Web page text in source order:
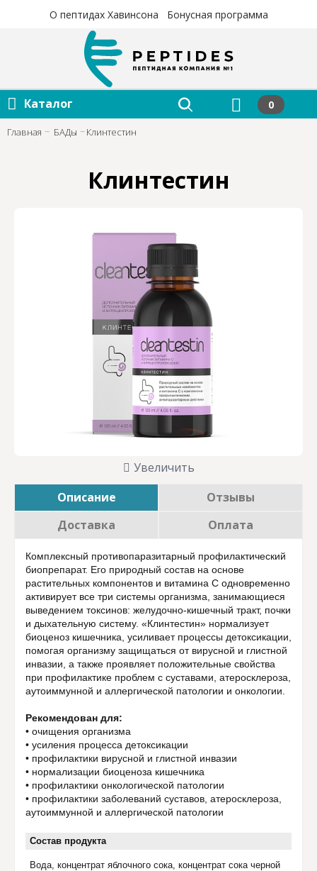
О пептидах Хавинсона Бонусная программа
Каталог 0
Главная БАДы Клинтестин
Клинтестин
Увеличить
Описание
Отзывы
Доставка
Оплата
Комплексный противопаразитарный профилактический
биопрепарат. Его природный состав на основе
растительных компонентов и витамина С одновременно
активирует все три системы организма, занимающиеся
выведением токсинов: желудочно-кишечный тракт, почки
и дыхательную систему. «Клинтестин» нормализует
биоценоз кишечника, усиливает процессы детоксикации,
помогая организму защищаться от вирусной и глистной
инвазии, а также проявляет положительные свойства
при профилактике проблем с суставами, атеросклероза,
аутоиммунной и аллергической патологии и онкологии.
Рекомендован для:
• очищения организма
• усиления процесса детоксикации
• профилактики вирусной и глистной инвазии
• нормализации биоценоза кишечника
• профилактики онкологической патологии
• профилактики заболеваний суставов, атеросклероза,
аутоиммунной и аллергической патологии
Состав продукта
Вода, концентрат яблочного сока, концентрат сока черной